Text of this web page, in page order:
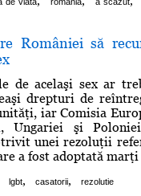
României să
de acelaşi sex ar
drepturi de
iar Comisia
Ungariei şi
unei rezoluţii
a fost adoptată marţi
lgbt, casatorii, rezolutie